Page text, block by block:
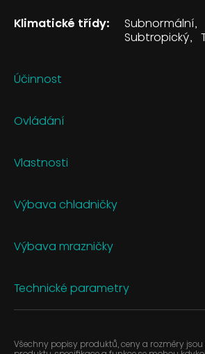
Klimatické třídy: Subnormální
Subtropický
Účinnost
Ovládání
Vlastnosti
Výbava chladničky
Výbava mrazničky
Technické parametry
Všechny popisy produktů, ceny a rozměry